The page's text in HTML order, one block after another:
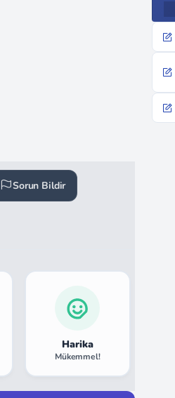
Sorun Bildir
Harika
Mükemmel!